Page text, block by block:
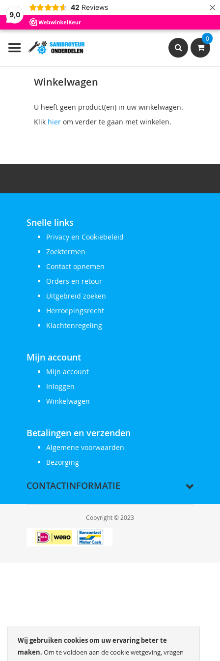
9,0
42 Reviews ×
Wij gebruiken cookies om uw ervaring beter te
maken. Om te voldoen aan de cookie wetgeving, vragen
Ga
naar
de
0
Search
Winkelwagen
U heeft geen product(en) in uw winkelwagen.
Klik hier om verder te gaan met winkelen.
Snelle links
Privacy en Cookiebeleid
Zoektermen
Contact opnemen
Orders en retour
Uitgebreid zoeken
Herroepingsrecht
Klachtenregeling
Mijn account
Mijn account
Inloggen
Winkelwagen
Betalingen en verzenden
Algemene voorwaarden
Bezorging
CONTACTINFORMATIE
Copyright © 2023